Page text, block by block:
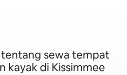
sewa tempat
kayak di Kissimmee